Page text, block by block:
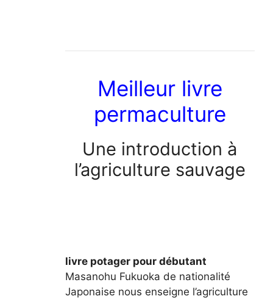
Meilleur livre
permaculture
Une introduction à
l’agriculture sauvage
livre potager pour débutant
Masanohu Fukuoka de nationalité
Japonaise nous enseigne l’agriculture